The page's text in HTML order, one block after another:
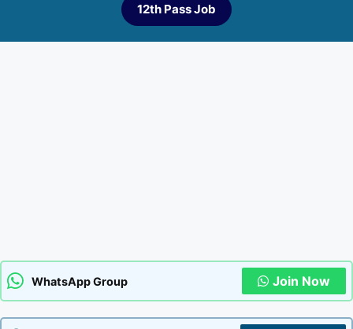
12th Pass Job
WhatsApp Group Join Now